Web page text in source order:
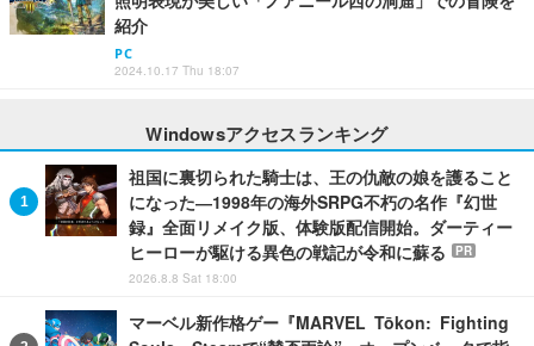
紹介
PC
2024.10.17 Thu 18:07
Windowsアクセスランキング
祖国に裏切られた騎士は、王の仇敵の娘を護ること
になった―1998年の海外SRPG不朽の名作『幻世
録』全面リメイク版、体験版配信開始。ダーティー
ヒーローが駆ける異色の戦記が令和に蘇る
PR
2026.8.8 Sat 18:00
マーベル新作格ゲー『MARVEL Tōkon: Fighting